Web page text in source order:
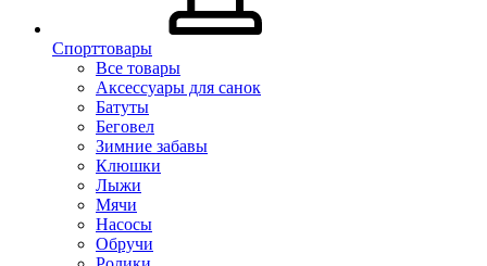
Спорттовары
Все товары
Аксессуары для санок
Батуты
Беговел
Зимние забавы
Клюшки
Лыжи
Мячи
Насосы
Обручи